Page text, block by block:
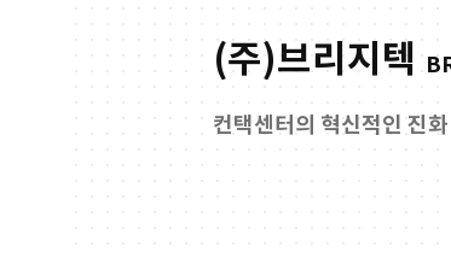
(주)브리지텍
컨택센터의 혁신적인 진화